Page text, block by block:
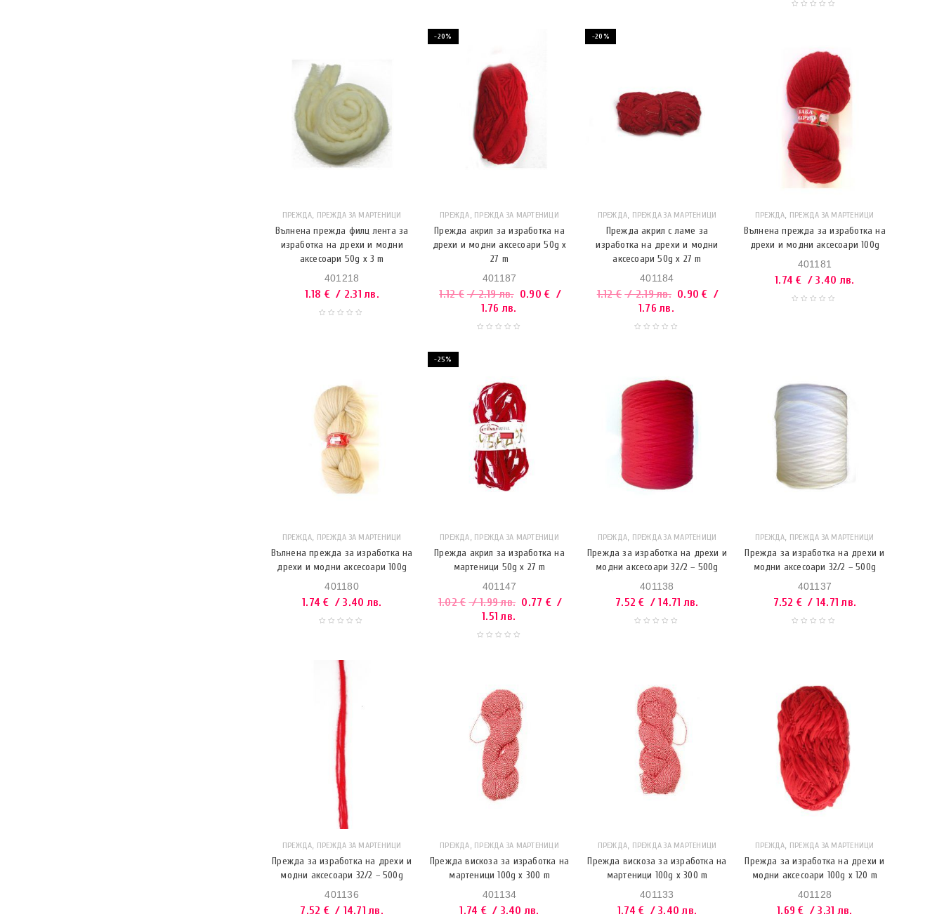
ПРЕЖДА, ПРЕЖДА ЗА МАРТЕНИЦИ
Вълнена прежда филц лента за
изработка на дрехи и модни
аксесоари 50g x 3 m
401218
1.18 € / 2.31 лв.
-20%
ПРЕЖДА, ПРЕЖДА ЗА МАРТЕНИЦИ
Прежда акрил за изработка на
дрехи и модни аксесоари 50g x
27 m
401187
1.12€ / 2.19 лв. 0.90€ /
1.76 лв.
-20%
ПРЕЖДА, ПРЕЖДА ЗА МАРТЕНИЦИ
Прежда акрил с ламе за
изработка на дрехи и модни
аксесоари 50g x 27 m
401184
1.12€ / 2.19 лв. 0.90€ /
1.76 лв.
ПРЕЖДА, ПРЕЖДА ЗА МАРТЕНИЦИ
Вълнена прежда за изработка на
дрехи и модни аксесоари 100g
401181
1.74€ / 3.40 лв.
ПРЕЖДА, ПРЕЖДА ЗА МАРТЕНИЦИ
Вълнена прежда за изработка на
дрехи и модни аксесоари 100g
401180
1.74€ / 3.40 лв.
-25%
ПРЕЖДА, ПРЕЖДА ЗА МАРТЕНИЦИ
Прежда акрил за изработка на
мартеници 50g x 27 m
401147
1.02€ / 1.99 лв. 0.77 € /
1.51 лв.
ПРЕЖДА, ПРЕЖДА ЗА МАРТЕНИЦИ
Прежда за изработка на дрехи и
модни аксесоари 32/2 – 500g
401138
7.52€ / 14.71 лв.
ПРЕЖДА, ПРЕЖДА ЗА МАРТЕНИЦИ
Прежда за изработка на дрехи и
модни аксесоари 32/2 – 500g
401137
7.52 € / 14.71 лв.
ПРЕЖДА, ПРЕЖДА ЗА МАРТЕНИЦИ
Прежда за изработка на дрехи и
модни аксесоари 32/2 – 500g
401136
7.52 € / 14.71 лв.
ПРЕЖДА, ПРЕЖДА ЗА МАРТЕНИЦИ
Прежда вискоза за изработка на
мартеници 100g x 300 m
401134
1.74 € / 3.40 лв.
ПРЕЖДА, ПРЕЖДА ЗА МАРТЕНИЦИ
Прежда вискоза за изработка на
мартеници 100g x 300 m
401133
1.74€ / 3.40 лв.
ПРЕЖДА, ПРЕЖДА ЗА МАРТЕНИЦИ
Прежда за изработка на дрехи и
модни аксесоари 100g x 120 m
401128
1.69€ / 3.31 лв.